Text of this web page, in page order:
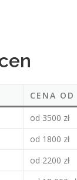
CENA OD
od 3500 zł
od 1800 zł
od 2200 zł